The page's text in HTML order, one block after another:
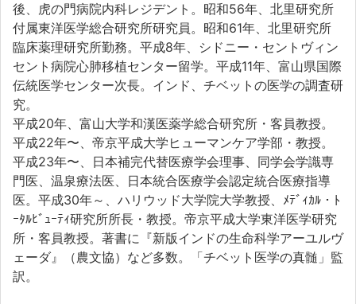
後、虎の門病院内科レジデント。昭和56年、北里研究所
付属東洋医学総合研究所研究員。昭和61年、北里研究所
臨床薬理研究所勤務。平成8年、シドニー・セントヴィン
セント病院心肺移植センター留学。平成11年、富山県国際
伝統医学センター次長。インド、チベットの医学の調査研
究。
平成20年、富山大学和漢医薬学総合研究所・客員教授。
平成22年〜、帝京平成大学ヒューマンケア学部・教授。
平成23年〜、日本補完代替医療学会理事、同学会学識専
門医、温泉療法医、日本統合医療学会認定統合医療指導
医。平成30年～、ハリウッド大学院大学教授、ﾒﾃﾞｨｶﾙ・ﾄ
ｰﾀﾙﾋﾞｭｰﾃｨ研究所所長・教授。帝京平成大学東洋医学研究
所・客員教授。著書に『新版インドの生命科学アーユルヴ
ェーダ』（農文協）など多数。「チベット医学の真髄」監
訳。